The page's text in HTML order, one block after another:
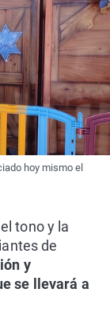
hoy mismo el
tono y la
de
y
se llevará a